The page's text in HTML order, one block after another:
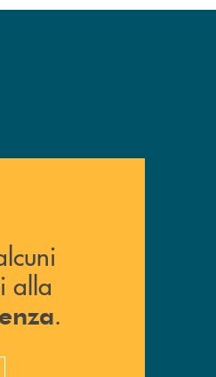
? Vai alla pagina
alla
.